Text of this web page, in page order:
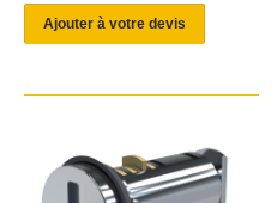
Ajouter à votre devis